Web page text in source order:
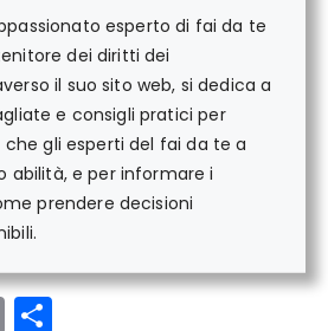
esperto di fai da te
dei diritti dei
il suo sito web, si dedica a
e consigli pratici per
gli esperti del fai da te a
abilità, e per informare i
prendere decisioni
E